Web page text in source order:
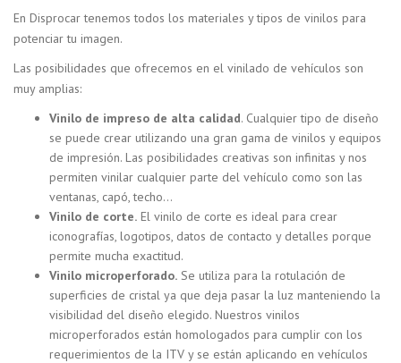
En Disprocar tenemos todos los materiales y tipos de vinilos para
potenciar tu imagen.
Las posibilidades que ofrecemos en el vinilado de vehículos son
muy amplias:
Vinilo de impreso de alta calidad. Cualquier tipo de diseño
se puede crear utilizando una gran gama de vinilos y equipos
de impresión. Las posibilidades creativas son infinitas y nos
permiten vinilar cualquier parte del vehículo como son las
ventanas, capó, techo…
Vinilo de corte. El vinilo de corte es ideal para crear
iconografías, logotipos, datos de contacto y detalles porque
permite mucha exactitud.
Vinilo microperforado. Se utiliza para la rotulación de
superficies de cristal ya que deja pasar la luz manteniendo la
visibilidad del diseño elegido. Nuestros vinilos
microperforados están homologados para cumplir con los
requerimientos de la ITV y se están aplicando en vehículos